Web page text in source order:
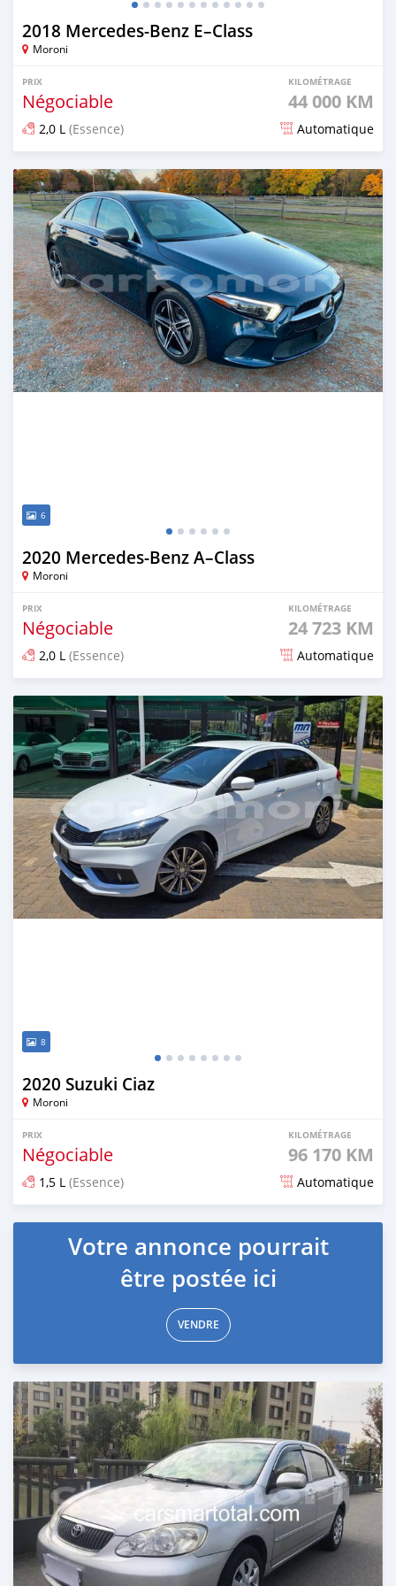
2018 Mercedes-Benz E–Class
Moroni
PRIX
Négociable
KILOMÉTRAGE
44 000 KM
2,0 L (Essence) Automatique
Publié il y a plus d'un an
6
2020 Mercedes-Benz A–Class
Moroni
PRIX
Négociable
KILOMÉTRAGE
24 723 KM
2,0 L (Essence) Automatique
Publié il y a plus d'un an
8
2020 Suzuki Ciaz
Moroni
PRIX
Négociable
KILOMÉTRAGE
96 170 KM
1,5 L (Essence) Automatique
Publié il y a plus d'un an
Votre annonce pourrait
être postée ici
VENDRE